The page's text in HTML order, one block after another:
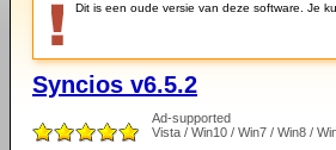
Dit is een oude versie van deze software. Je
Syncios v6.5.2
Ad-supported
Vista / Win10 / Win7 / Win8 /